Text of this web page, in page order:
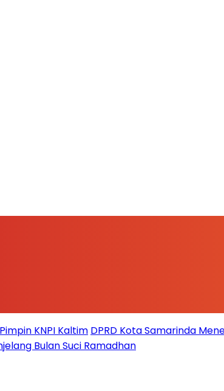
KNPI Kaltim DPRD Kota Samarinda
Bulan Suci Ramadhan